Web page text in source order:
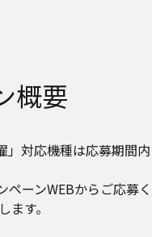
概要
対応機種は応募期間
ーンWEBからご応募く
す。